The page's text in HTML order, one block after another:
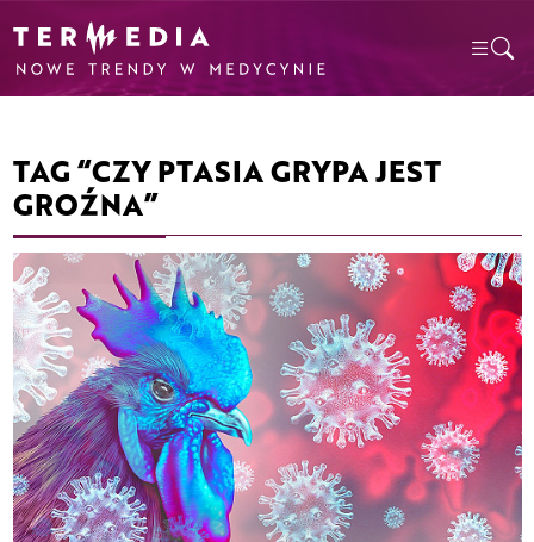
TAG “CZY PTASIA GRYPA JEST
GROŹNA”